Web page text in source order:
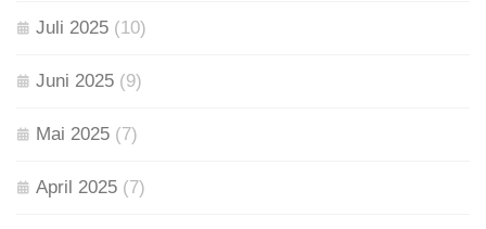
Juli 2025 (10)
Juni 2025 (9)
Mai 2025 (7)
April 2025 (7)